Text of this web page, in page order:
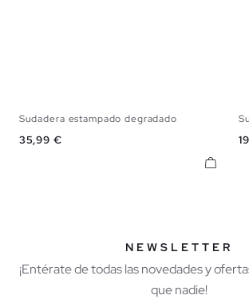
S L
Sudadera estampado degradado
Precio
35,99 €
NEWSLETTER
¡Entérate de todas las novedades y
que nadie!